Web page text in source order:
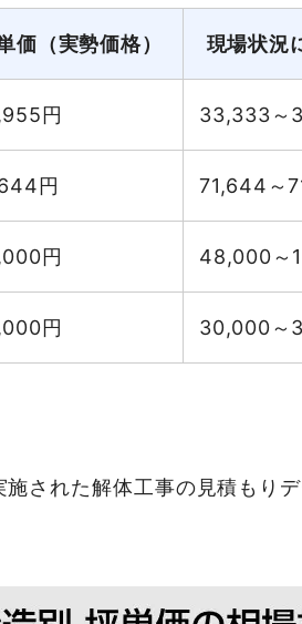
価（実勢価格） 現場状況
円 33,333～
円 71,644～
円 48,000～
円 30,000～
された解体工事の見積もり